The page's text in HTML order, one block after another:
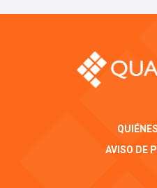
AVISO DE